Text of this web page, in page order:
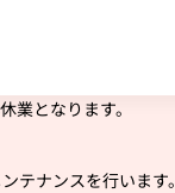
業となります。
テナンスを行います。